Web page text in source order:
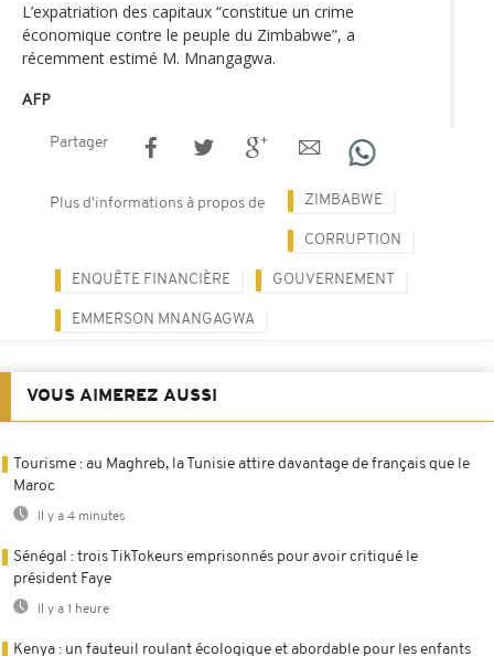
L’expatriation des capitaux “constitue un crime
économique contre le peuple du Zimbabwe”, a
récemment estimé M. Mnangagwa.
AFP
Partager
Plus d'informations à propos de ZIMBABWE
CORRUPTION
ENQUÊTE FINANCIÈRE GOUVERNEMENT
EMMERSON MNANGAGWA
VOUS AIMEREZ AUSSI
Tourisme : au Maghreb, la Tunisie attire davantage de français que le
Maroc
Il y a 4 minutes
Sénégal : trois TikTokeurs emprisonnés pour avoir critiqué le
président Faye
Il y a 1 heure
Kenya : un fauteuil roulant écologique et abordable pour les enfants